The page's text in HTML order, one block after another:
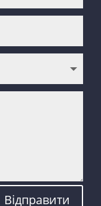
Відправити